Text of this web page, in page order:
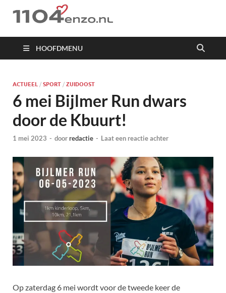
1104 en zo
HOOFDMENU
ACTUEEL / SPORT / ZUIDOOST
6 mei Bijlmer Run dwars
door de Kbuurt!
1 mei 2023 - doorredactie - Laat een reactie achter
Op zaterdag 6 mei wordt voor de tweede keer de